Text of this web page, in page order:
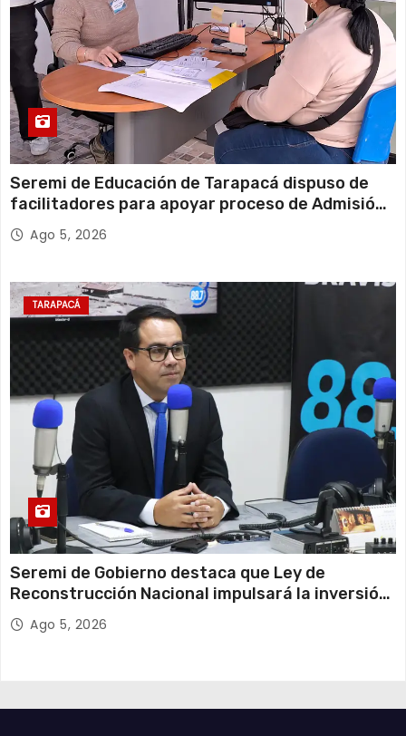
Seremi de Educación de Tarapacá dispuso de
facilitadores para apoyar proceso de Admisión
Escolar 2027
Ago 5, 2026
TARAPACÁ
Seremi de Gobierno destaca que Ley de
Reconstrucción Nacional impulsará la inversión
y el empleo en Tarapacá
Ago 5, 2026